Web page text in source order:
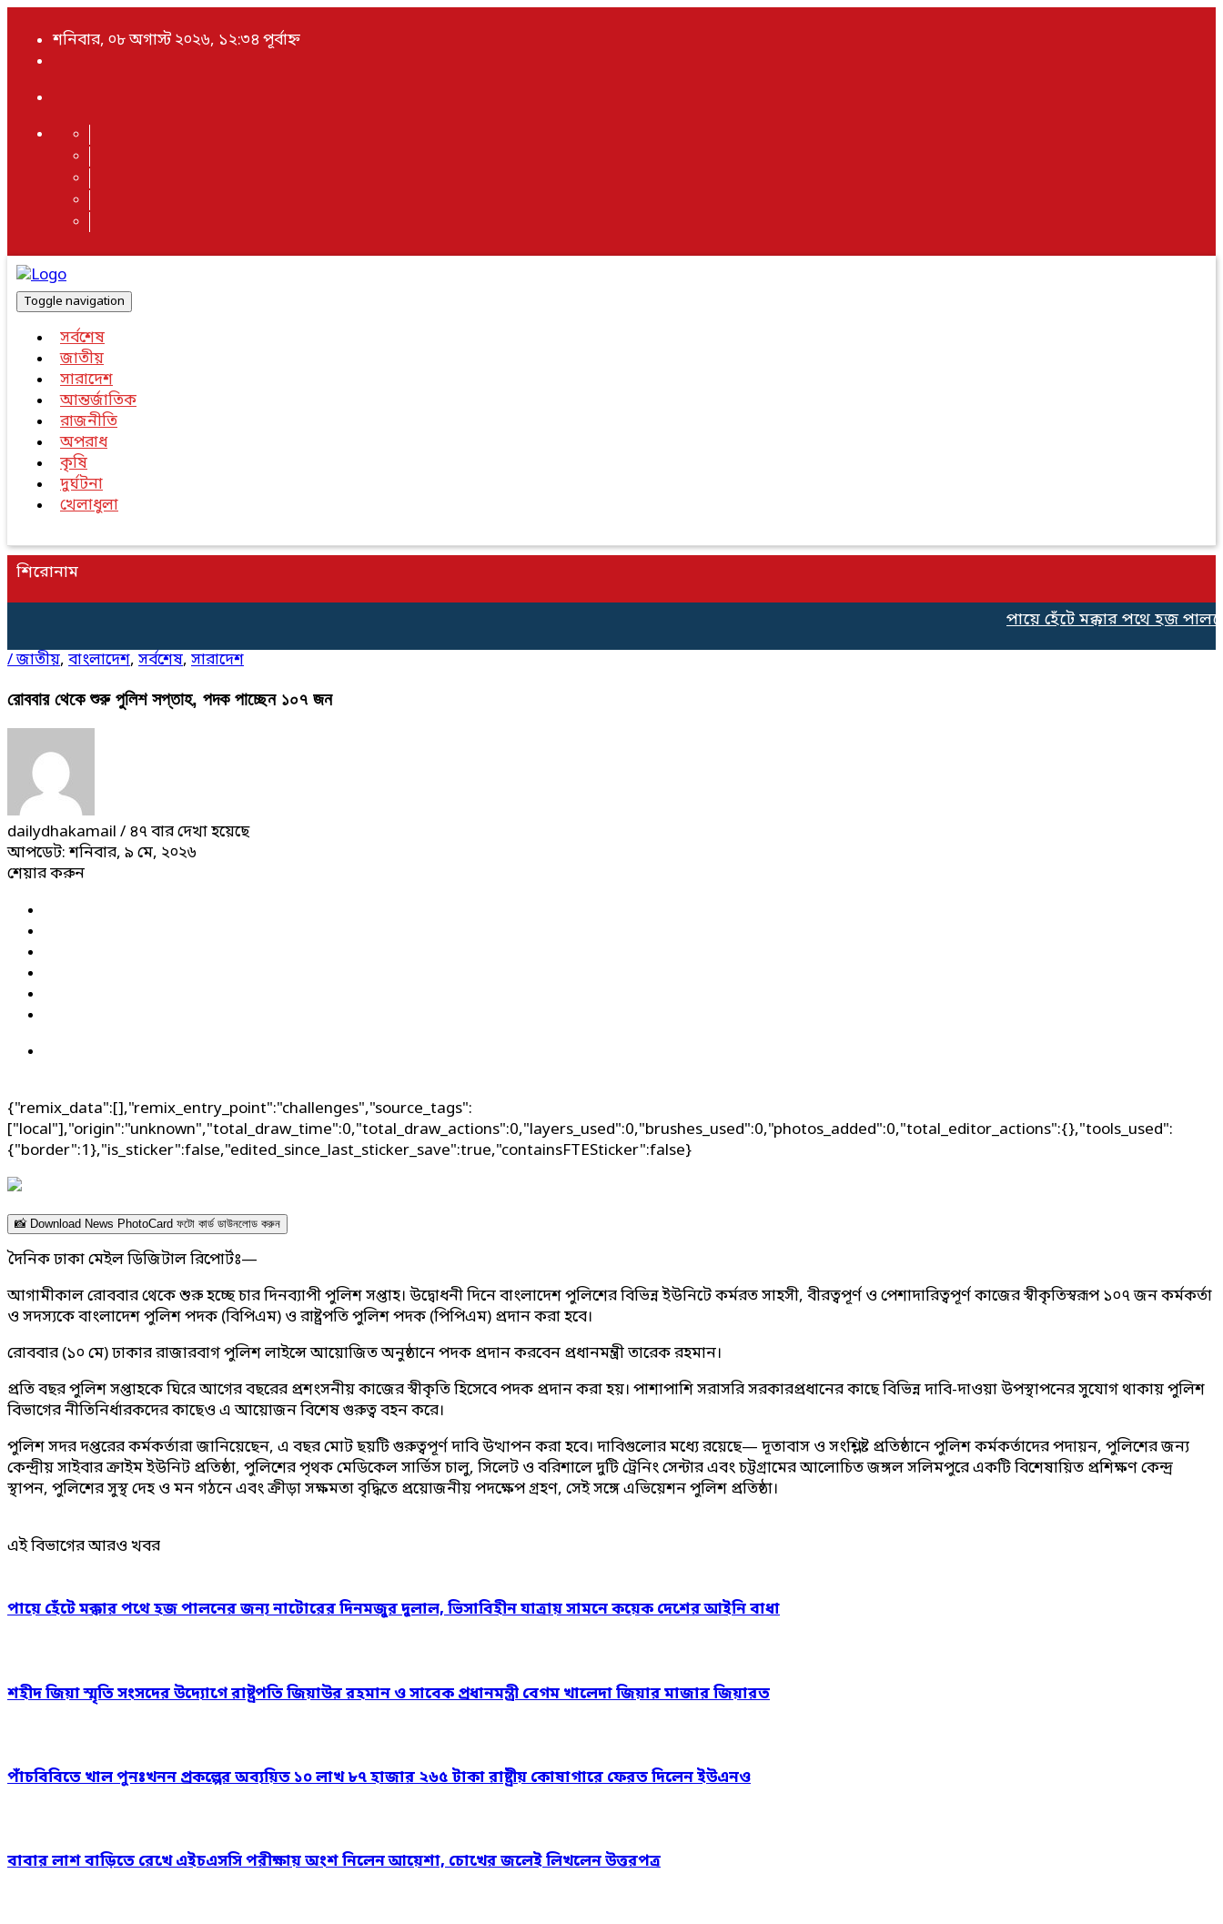
শনিবার, ০৮ অগাস্ট ২০২৬, ১২:৩৪ পূর্বাহ্ন
Toggle navigation
সর্বশেষ
জাতীয়
সারাদেশ
আন্তর্জাতিক
রাজনীতি
অপরাধ
কৃষি
দুর্ঘটনা
খেলাধুলা
শিরোনাম
পায়ে হেঁটে মক্কার পথে হজ
/জাতীয়, বাংলাদেশ, সর্বশেষ, সারাদেশ
রোববার থেকে শুরু পুলিশ সপ্তাহ, পদক পাচ্ছেন ১০৭ জন
dailydhakamail / ৪৭ বার দেখা হয়েছে
আপডেট: শনিবার, ৯ মে, ২০২৬
শেয়ার করুন
{"remix_data":[],"remix_entry_point":"challenges","source_tags":
["local"],"origin":"unknown","total_draw_time":0,"total_draw_actions":0,"layers_used":0,"brushes_used":0,"photos_added":0,"total_editor_actions":{},"tools_used":
{"border":1},"is_sticker":false,"edited_since_last_sticker_save":true,"containsFTESticker":false}
📸 Download News PhotoCard ফটো কার্ড ডাউনলোড করুন
দৈনিক ঢাকা মেইল ডিজিটাল রিপোর্টঃ—
আগামীকাল রোববার থেকে শুরু হচ্ছে চার দিনব্যাপী পুলিশ সপ্তাহ। উদ্বোধনী দিনে বাংলাদেশ পুলিশের বিভিন্ন ইউনিটে কর্মরত সাহসী, বীরত্বপূর্ণ ও পেশাদারিত্বপূর্ণ কাজের স্বীকৃতিস্বরূপ ১০৭ জন কর্মকর্তা
ও সদস্যকে বাংলাদেশ পুলিশ পদক (বিপিএম) ও রাষ্ট্রপতি পুলিশ পদক (পিপিএম) প্রদান করা হবে।
রোববার (১০ মে) ঢাকার রাজারবাগ পুলিশ লাইন্সে আয়োজিত অনুষ্ঠানে পদক প্রদান করবেন প্রধানমন্ত্রী তারেক রহমান।
প্রতি বছর পুলিশ সপ্তাহকে ঘিরে আগের বছরের প্রশংসনীয় কাজের স্বীকৃতি হিসেবে পদক প্রদান করা হয়। পাশাপাশি সরাসরি সরকারপ্রধানের কাছে বিভিন্ন দাবি-দাওয়া উপস্থাপনের সুযোগ থাকায় পুলিশ
বিভাগের নীতিনির্ধারকদের কাছেও এ আয়োজন বিশেষ গুরুত্ব বহন করে।
পুলিশ সদর দপ্তরের কর্মকর্তারা জানিয়েছেন, এ বছর মোট ছয়টি গুরুত্বপূর্ণ দাবি উত্থাপন করা হবে। দাবিগুলোর মধ্যে রয়েছে— দূতাবাস ও সংশ্লিষ্ট প্রতিষ্ঠানে পুলিশ কর্মকর্তাদের পদায়ন, পুলিশের জন্য
কেন্দ্রীয় সাইবার ক্রাইম ইউনিট প্রতিষ্ঠা, পুলিশের পৃথক মেডিকেল সার্ভিস চালু, সিলেট ও বরিশালে দুটি ট্রেনিং সেন্টার এবং চট্টগ্রামের আলোচিত জঙ্গল সলিমপুরে একটি বিশেষায়িত প্রশিক্ষণ কেন্দ্র
স্থাপন, পুলিশের সুস্থ দেহ ও মন গঠনে এবং ক্রীড়া সক্ষমতা বৃদ্ধিতে প্রয়োজনীয় পদক্ষেপ গ্রহণ, সেই সঙ্গে এভিয়েশন পুলিশ প্রতিষ্ঠা।
এই বিভাগের আরও খবর
পায়ে হেঁটে মক্কার পথে হজ পালনের জন্য নাটোরের দিনমজুর দুলাল, ভিসাবিহীন যাত্রায় সামনে কয়েক দেশের আইনি বাধা
শহীদ জিয়া স্মৃতি সংসদের উদ্যোগে রাষ্ট্রপতি জিয়াউর রহমান ও সাবেক প্রধানমন্ত্রী বেগম খালেদা জিয়ার মাজার জিয়ারত
পাঁচবিবিতে খাল পুনঃখনন প্রকল্পের অব্যয়িত ১০ লাখ ৮৭ হাজার ২৬৫ টাকা রাষ্ট্রীয় কোষাগারে ফেরত দিলেন ইউএনও
বাবার লাশ বাড়িতে রেখে এইচএসসি পরীক্ষায় অংশ নিলেন আয়েশা, চোখের জলেই লিখলেন উত্তরপত্র